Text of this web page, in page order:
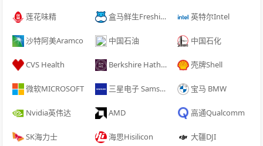
莲花味精 盒马鲜生Freshippo 英特尔Intel
沙特阿美Aramco 中国石油 中国石化
CVS Health Berkshire Hathaway 壳牌Shell
微软MICROSOFT 三星电子 Samsung Electronics 宝马 BMW
Nvidia英伟达 AMD 高通Qualcomm
SK海力士 海思Hisilicon 大疆DJI